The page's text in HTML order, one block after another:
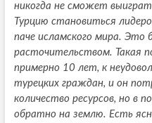
никогда не сможет
Турцию становиться
паче исламского мира. Это
расточительством. Такая
примерно 10 лет, к
турецких граждан, и он
количество ресурсов, но в
обратно на землю. Есть